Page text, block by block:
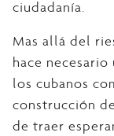
ciudadanía.
Mas allá del
hace
los cubanos
construcción
de traer